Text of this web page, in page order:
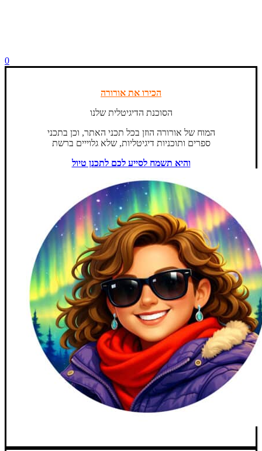
0
הכירו את אורורה
הסוכנת הדיגיטלית שלנו
המוח של אורורה הוזן בכל תכני האתר, וכן בתכני
ספרים ותוכניות דיגיטליות, שלא גלוייים ברשת
והיא תשמח לסייע לכם לתכנן טיול